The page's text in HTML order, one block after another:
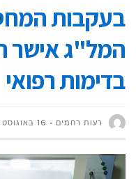
בעקבות
המל"ג אישר
בדימות רפואי
רעות רחמים 16 באוגוסט 2023